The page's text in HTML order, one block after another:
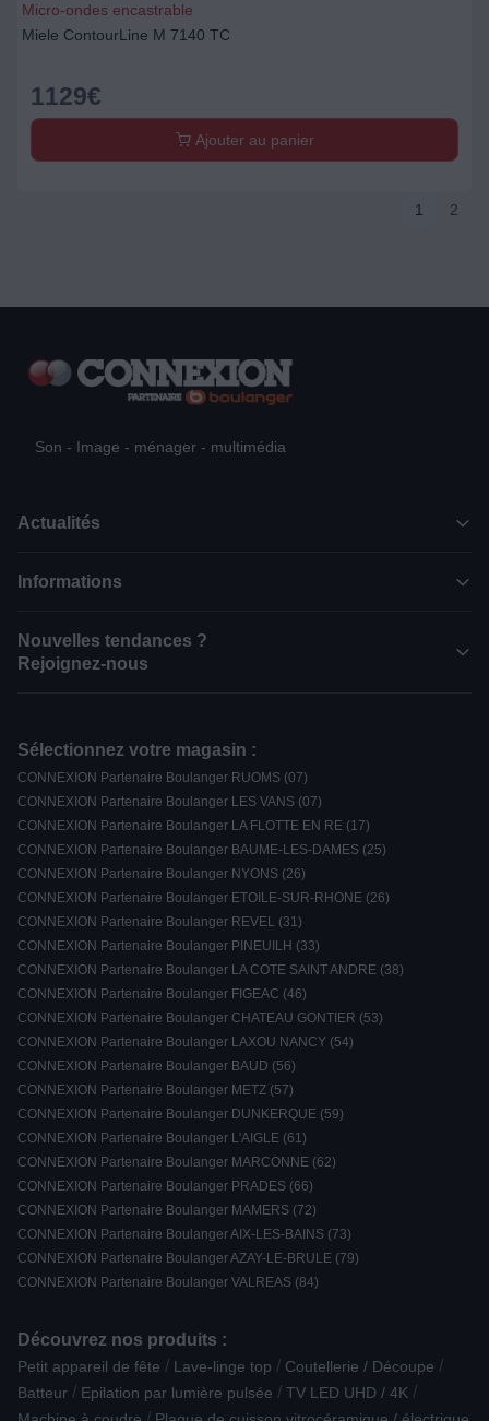
Micro-ondes encastrable
Miele ContourLine M 7140 TC
1129€
Ajouter au panier
1 2
Son - Image - ménager - multimédia
Actualités
Informations
Nouvelles tendances ?
Rejoignez-nous
Sélectionnez votre magasin :
CONNEXION Partenaire Boulanger RUOMS (07)
CONNEXION Partenaire Boulanger LES VANS (07)
CONNEXION Partenaire Boulanger LA FLOTTE EN RE (17)
CONNEXION Partenaire Boulanger BAUME-LES-DAMES (25)
CONNEXION Partenaire Boulanger NYONS (26)
CONNEXION Partenaire Boulanger ETOILE-SUR-RHONE (26)
CONNEXION Partenaire Boulanger REVEL (31)
CONNEXION Partenaire Boulanger PINEUILH (33)
CONNEXION Partenaire Boulanger LA COTE SAINT ANDRE (38)
CONNEXION Partenaire Boulanger FIGEAC (46)
CONNEXION Partenaire Boulanger CHATEAU GONTIER (53)
CONNEXION Partenaire Boulanger LAXOU NANCY (54)
CONNEXION Partenaire Boulanger BAUD (56)
CONNEXION Partenaire Boulanger METZ (57)
CONNEXION Partenaire Boulanger DUNKERQUE (59)
CONNEXION Partenaire Boulanger L'AIGLE (61)
CONNEXION Partenaire Boulanger MARCONNE (62)
CONNEXION Partenaire Boulanger PRADES (66)
CONNEXION Partenaire Boulanger MAMERS (72)
CONNEXION Partenaire Boulanger AIX-LES-BAINS (73)
CONNEXION Partenaire Boulanger AZAY-LE-BRULE (79)
CONNEXION Partenaire Boulanger VALREAS (84)
Découvrez nos produits :
Petit appareil de fête / Lave-linge top / Coutellerie / Découpe /
Batteur / Epilation par lumière pulsée / TV LED UHD / 4K /